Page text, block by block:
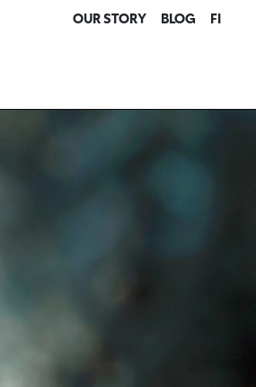
OUR STORY BLOG FI